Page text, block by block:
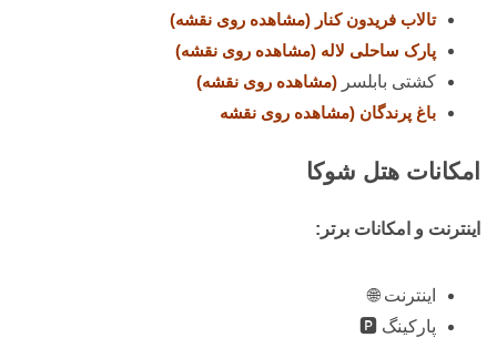
تالاب فریدون‌ کنار (مشاهده روی نقشه)
پارک ساحلی لاله (مشاهده روی نقشه)
کشتی بابلسر (مشاهده روی نقشه)
باغ پرندگان (مشاهده روی نقشه
امکانات هتل شوکا
اینترنت و امکانات برتر:
اینترنت 🌐
پارکینگ 🅿️